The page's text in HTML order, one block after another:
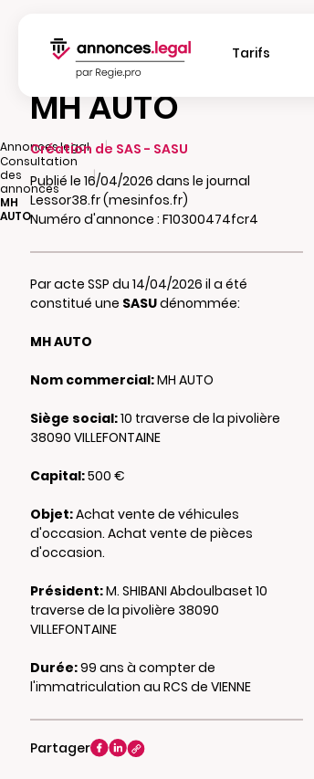
Tarifs
Annonces.legal
|
Consultation
des
annonces
|
MH
AUTO
MH AUTO
Création de SAS - SASU
Publié le 16/04/2026 dans le journal
Lessor38.fr (mesinfos.fr)
Numéro d'annonce : F10300474fcr4
Par acte SSP du 14/04/2026 il a été
constitué une SASUdénommée:
MH AUTO
Nom commercial:MH AUTO
Siège social:10 traverse de la pivolière
38090 VILLEFONTAINE
Capital:500 €
Objet:Achat vente de véhicules
d'occasion. Achat vente de pièces
d'occasion.
Président:M. SHIBANI Abdoulbaset 10
traverse de la pivolière 38090
VILLEFONTAINE
Durée:99 ans à compter de
l'immatriculation au RCS de VIENNE
Partager